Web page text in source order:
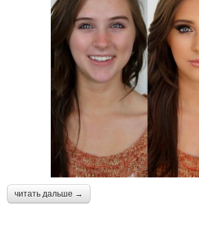
читать дальше →